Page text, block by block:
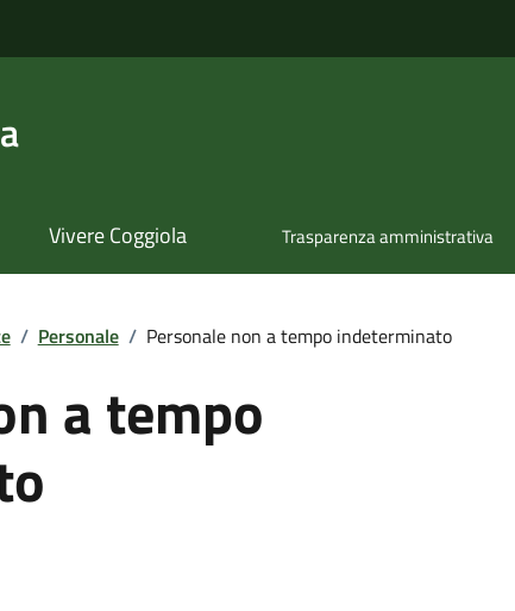
Vivere Coggiola Trasparenza amministrativa
/ Personale / Personale non a tempo indeterminato
a tempo